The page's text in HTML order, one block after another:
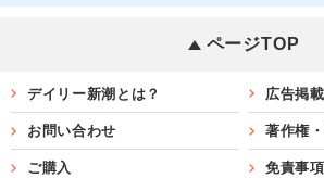
ページTOP
デイリー新潮とは？ 広告掲載
お問い合わせ 著作権
ご購入 免責事項